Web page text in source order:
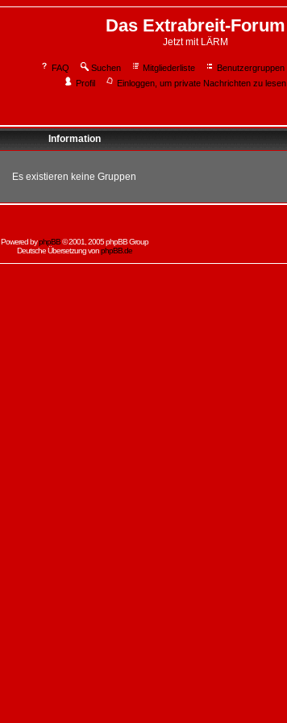
Das Extrabreit-Forum
Jetzt mit LÄRM
FAQ Suchen Mitgliederliste Benutzergruppen
Profil
Einloggen, um private Nachrichten zu lesen
Information
Es existieren keine Gruppen
Powered byphpBB© 2001, 2005 phpBB Group
Deutsche Übersetzung vonphpBB.de